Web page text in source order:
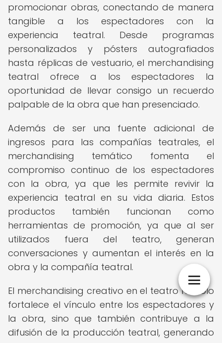
promocionar obras, conectando de manera
tangible a los espectadores con la
experiencia teatral. Desde programas
personalizados y pósters autografiados
hasta réplicas de vestuario, el merchandising
teatral ofrece a los espectadores la
oportunidad de llevar consigo un recuerdo
palpable de la obra que han presenciado.
Además de ser una fuente adicional de
ingresos para las compañías teatrales, el
merchandising temático fomenta el
compromiso continuo de los espectadores
con la obra, ya que les permite revivir la
experiencia teatral en su vida diaria. Estos
productos también funcionan como
herramientas de promoción, ya que al ser
utilizados fuera del teatro, generan
conversaciones y aumentan el interés en la
obra y la compañía teatral.
El merchandising creativo en el teatro no solo
fortalece el vínculo entre los espectadores y
la obra, sino que también contribuye a la
difusión de la producción teatral, generando